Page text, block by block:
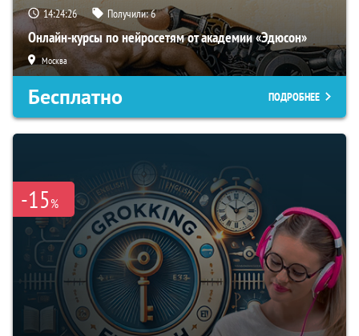
14:24:25 Получили:6
Онлайн-курсы по нейросетям от академии «Эдюсон»
Москва
Бесплатно ПОДРОБНЕЕ
-15%